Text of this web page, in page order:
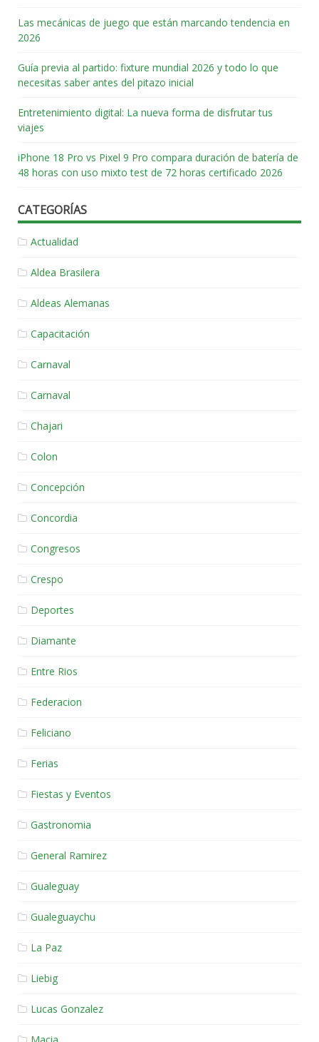
Las mecánicas de juego que están marcando tendencia en
2026
Guía previa al partido: fixture mundial 2026 y todo lo que
necesitas saber antes del pitazo inicial
Entretenimiento digital: La nueva forma de disfrutar tus
viajes
iPhone 18 Pro vs Pixel 9 Pro compara duración de batería de
48 horas con uso mixto test de 72 horas certificado 2026
CATEGORÍAS
Actualidad
Aldea Brasilera
Aldeas Alemanas
Capacitación
Carnaval
Carnaval
Chajari
Colon
Concepción
Concordia
Congresos
Crespo
Deportes
Diamante
Entre Rios
Federacion
Feliciano
Ferias
Fiestas y Eventos
Gastronomia
General Ramirez
Gualeguay
Gualeguaychu
La Paz
Liebig
Lucas Gonzalez